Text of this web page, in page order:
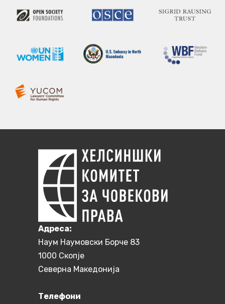
Aдреса:
Наум Наумовски Борче 83
1000 Скопје
Северна Македонија
Телефони